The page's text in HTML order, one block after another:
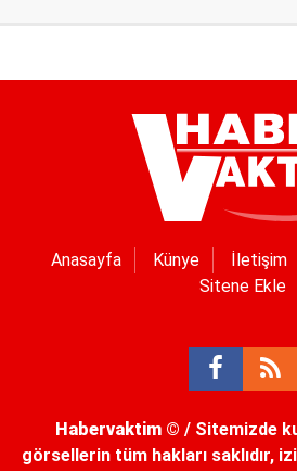
Anasayfa Künye İletişim
Sitene Ekle
Habervaktim © / Sitemizde
görsellerin tüm hakları saklıdır,